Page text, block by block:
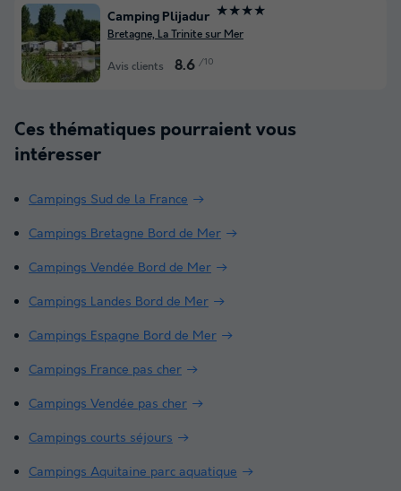
Camping Plijadur ★★★★
Bretagne, La Trinite sur Mer
Avis clients 8.6 /10
Ces thématiques pourraient vous
intéresser
Campings Sud de la France
Campings Bretagne Bord de Mer
Campings Vendée Bord de Mer
Campings Landes Bord de Mer
Campings Espagne Bord de Mer
Campings France pas cher
Campings Vendée pas cher
Campings courts séjours
Campings Aquitaine parc aquatique